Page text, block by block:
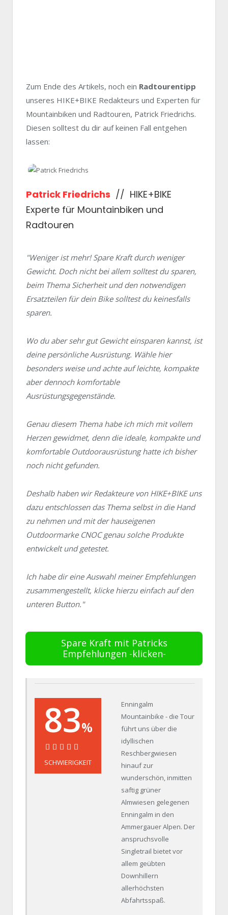
Zum Ende des Artikels, noch ein ​Radtourentipp
unseres HIKE+BIKE Redakteurs und Experten für
Mountainbiken und Radtouren, Patrick Friedrichs.
Diesen solltest du dir auf keinen Fall entgehen
lassen:
​Patrick Friedrichs // HIKE+BIKE
Experte für ​Mountainbiken und
Radtouren
"Weniger ist mehr! Spare Kraft durch weniger
Gewicht. Doch nicht bei allem solltest du sparen,
beim Thema Sicherheit und den notwendigen
Ersatzteilen für dein Bike solltest du keinesfalls
sparen.
Wo du aber sehr gut Gewicht einsparen kannst, ist
deine persönliche Ausrüstung. Wähle hier
besonders weise und achte auf leichte, kompakte
aber dennoch komfortable
Ausrüstungsgegenstände.
Genau diesem Thema habe ich mich mit vollem
Herzen gewidmet, denn die ideale, kompakte und
komfortable Outdoorausrüstung hatte ich bisher
noch nicht gefunden.
Deshalb haben wir Redakteure von HIKE+BIKE uns
dazu entschlossen das Thema selbst in die Hand
zu nehmen und mit der hauseigenen
Outdoormarke CNOC genau solche Produkte
entwickelt und getestet.
Ich habe dir eine Auswahl meiner Empfehlungen
zusammengestellt, klicke hierzu einfach auf den
unteren Button."
​Spare Kraft mit Patricks
Empfehlungen -klicken-
83%
83%
SCHWIERIGKEIT
Enningalm
Mountainbike - die Tour
führt uns über die
idyllischen
Reschbergwiesen
hinauf zur
wunderschön, inmitten
saftig grüner
Almwiesen gelegenen
Enningalm in den
Ammergauer Alpen. Der
anspruchsvolle
Singletrail bietet vor
allem geübten
Downhillern
allerhöchsten
Abfahrtsspaß.